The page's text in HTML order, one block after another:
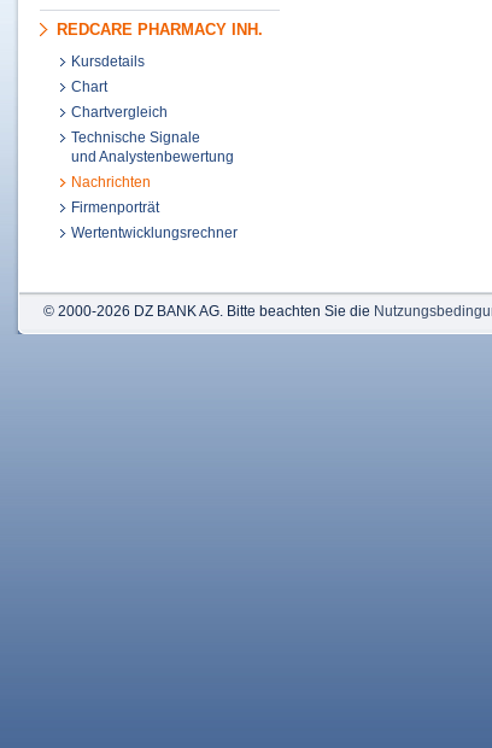
REDCARE PHARMACY INH.
Kursdetails
Chart
Chartvergleich
Technische Signale
und Analystenbewertung
Nachrichten
Firmenporträt
Wertentwicklungsrechner
© 2000-2026 DZ BANK AG. Bitte beachten Sie die